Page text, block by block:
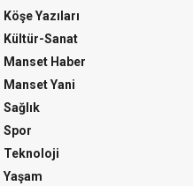
Köşe Yazıları
Kültür-Sanat
Manset Haber
Manset Yani
Sağlık
Spor
Teknoloji
Yaşam